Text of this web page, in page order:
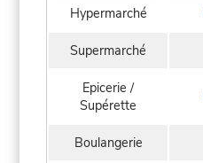
Hypermarché
Supermarché
Epicerie /
Supérette
Boulangerie